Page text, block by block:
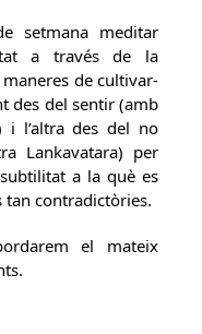
setmana meditar
a través de la
de cultivar-
des del sentir (amb
i l’altra des del no
Lankavatara) per
a la què es
tan contradictòries.
el mateix